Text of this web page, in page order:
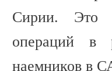
Сирии. Это
операций в
наемников в